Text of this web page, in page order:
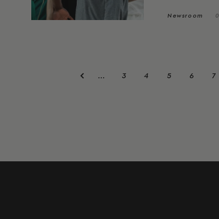
Newsroom
… 3 4 5 6 7